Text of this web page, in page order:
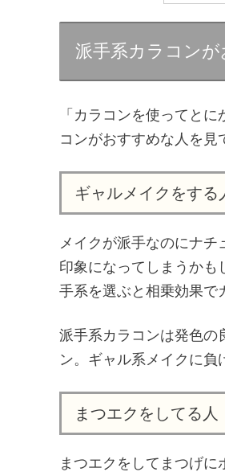
派手系カラコンが
「カラコンを使ってと
コンがおすすめな人を見
ギャルメイクをする
メイクが派手なのにナ
印象になってしまうかも
手系を選ぶと相乗効果で
派手系カラコンは発色の
ン。ギャル系メイクに負
まつエクをしてる人
まつエクをしてまつげ